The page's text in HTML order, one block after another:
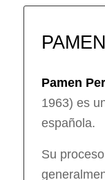
Pamen
1963) es
española.
Su